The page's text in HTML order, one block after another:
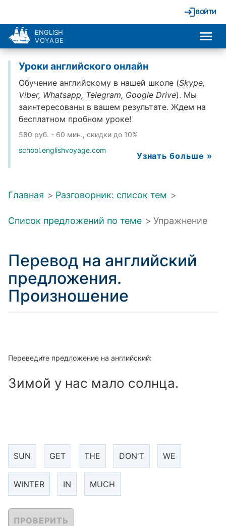
ВОЙТИ
ENGLISH
VOYAGE
Уроки английского онлайн
Обучение английскому в нашей школе (Skype,
Viber, Whatsapp, Telegram, Google Drive). Мы
заинтересованы в вашем результате. Ждем на
бесплатном пробном уроке!
580 руб. - 60 мин., скидки до 10%
school.englishvoyage.com
Узнать больше »
Главная > Разговорник: список тем >
Список предложений по теме > Упражнение
Перевод на английский
предложения.
Произношение
Переведите предложение на английский:
Зимой у нас мало солнца.
SUN GET THE DON'T WE
WINTER IN MUCH
ПРОВЕРИТЬ